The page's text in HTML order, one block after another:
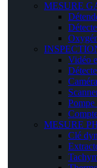
MESURE
Vidéo
Pompe
MESURE
Clé